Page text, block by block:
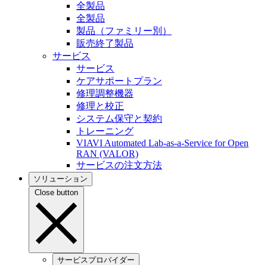
全製品
全製品
製品（ファミリー別）
販売終了製品
サービス
サービス
ケアサポートプラン
修理調整機器
修理と校正
システム保守と契約
トレーニング
VIAVI Automated Lab-as-a-Service for Open
RAN (VALOR)
サービスの注文方法
ソリューション
Close button
サービスプロバイダー